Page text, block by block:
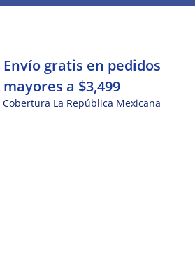
Envío gratis en pedidos
mayores a $3,499
Cobertura La República Mexicana